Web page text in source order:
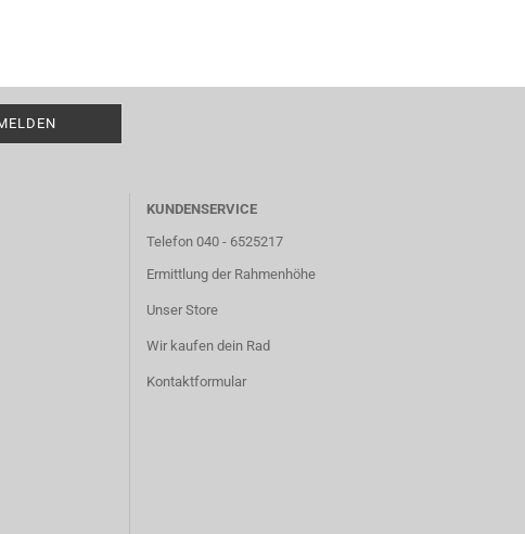
KUNDENSERVICE
Telefon 040 - 6525217
Ermittlung der Rahmenhöhe
Unser Store
Wir kaufen dein Rad
Kontaktformular